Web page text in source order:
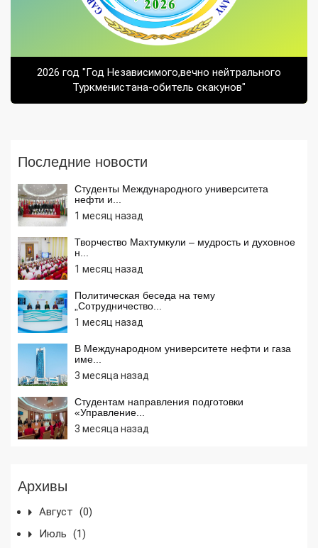
2026 год "Год Независимого,вечно нейтрального
Туркменистана-обитель скакунов"
Последние новости
Студенты Международного университета
нефти и...
1 месяц назад
Творчество Махтумкули – мудрость и духовное
н...
1 месяц назад
Политическая беседа на тему
„Сотрудничество...
1 месяц назад
В Международном университете нефти и газа
име...
3 месяца назад
Студентам направления подготовки
«Управление...
3 месяца назад
Архивы
Август (0)
Июль (1)